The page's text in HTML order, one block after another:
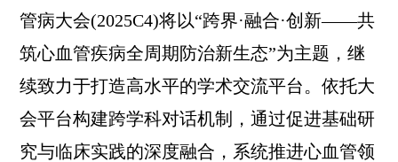
管病大会(2025C4)将以“跨界·融合·创新——共
筑心血管疾病全周期防治新生态”为主题，继
续致力于打造高水平的学术交流平台。依托大
会平台构建跨学科对话机制，通过促进基础研
究与临床实践的深度融合，系统推进心血管领